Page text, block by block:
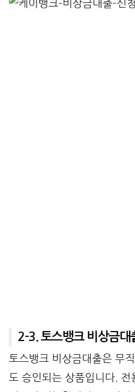
2-3. 토스뱅크 비상금대
토스뱅크 비상금대출은 무
도 승인되는 상품입니다. 전